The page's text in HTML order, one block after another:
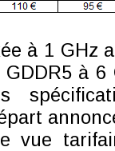
à 1 GHz
à 6
vue